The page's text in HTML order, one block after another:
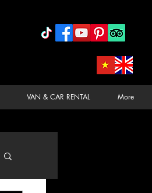
VAN & CAR RENTAL More